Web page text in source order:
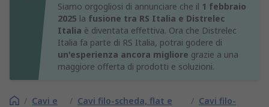
Siamo orgogliosi di annunciare che il 1 febbraio
2025 la fusione tra RS Italia e Distrelec
Italia è diventata effettiva. Ora che Distrelec
Italia fa parte di RS Italia, potrai godere di
un'esperienza ancora migliore grazie a una
maggiore offerta di prodotti e soluzioni.
/ Cavi e
/ Cavi filo-scheda, flat e
/ Cavi filo-